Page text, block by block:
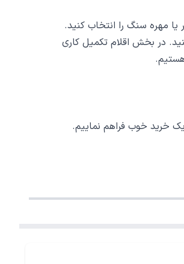
در بخش اقلام تکمیل کاری